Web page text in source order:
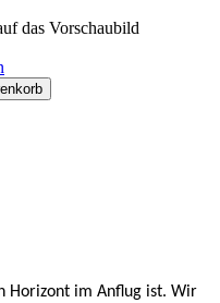
das Vorschaubild
Horizont im Anflug ist. Wir